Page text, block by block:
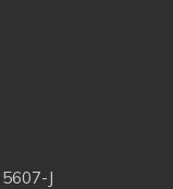
J